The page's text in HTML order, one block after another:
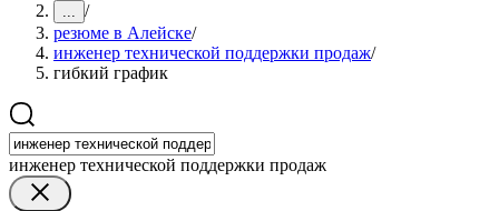
... /
резюме в Алейске/
инженер технической поддержки продаж/
гибкий график
инженер технической поддержки продаж